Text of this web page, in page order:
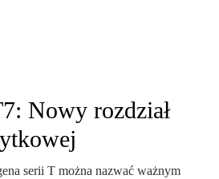
Nowy rozdział
serii T można nazwać ważnym